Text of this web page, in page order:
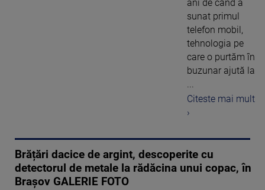
ani de când a
sunat primul
telefon mobil,
tehnologia pe
care o purtăm în
buzunar ajută la
...
Citeste mai mult
›
Brățări dacice de argint, descoperite cu
detectorul de metale la rădăcina unui copac, în
Brașov GALERIE FOTO